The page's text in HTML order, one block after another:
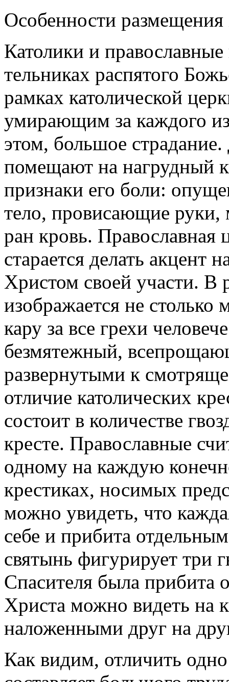
Особенности размещения
Католики и
тельниках распятого
рамках католической
умирающим за каждого
этом, большое
помещают на нагрудный
признаки его боли:
тело, провисающие руки,
ран кровь. Православная
старается делать акцент
Христом своей участи. В
изображается не
кару за все грехи
безмятежный,
развернутыми к
отличие католических
состоит в количестве
кресте. Православные
одному на каждую
крестиках, носимых
можно увидеть, что
себе и прибита
святынь фигурирует три
Спасителя была прибита
Христа можно видеть на
наложенными друг на
Как видим, отличить